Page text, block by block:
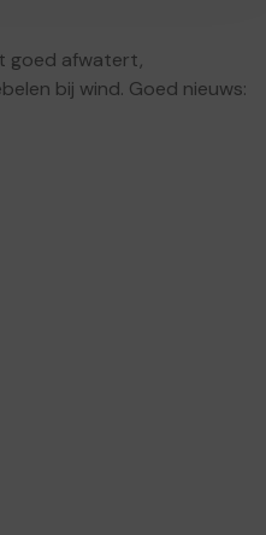
goed afwatert,
bij wind. Goed nieuws: